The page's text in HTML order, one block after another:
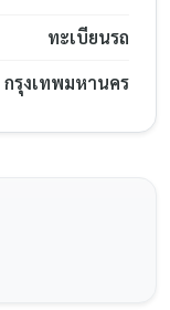
ทะเบียนรถ
กรุงเทพมหานคร